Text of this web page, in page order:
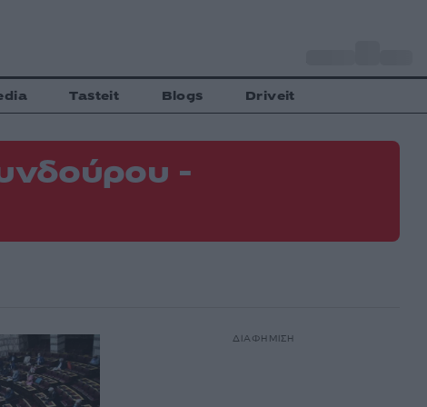
Tasteit Blogs Driveit
-
ΔΙΑΦΗΜΙΣΗ